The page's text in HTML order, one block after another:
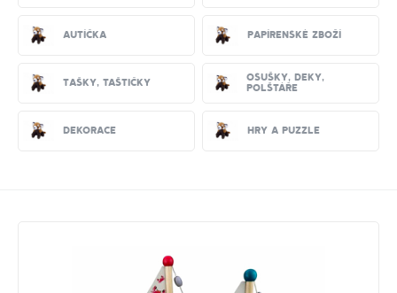
Autíčka Papírenské zboží
Tašky, taštičky
Osušky, deky,
polštáře
Dekorace Hry a puzzle